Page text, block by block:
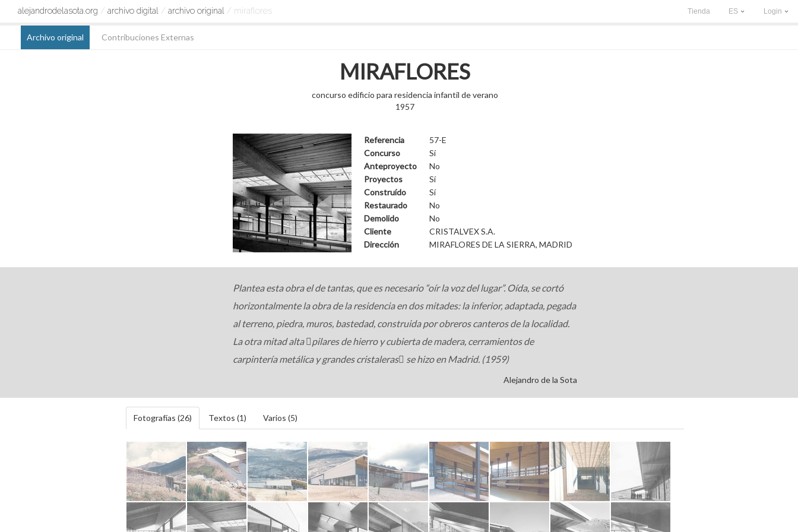
alejandrodelasota.org / archivo digital / archivo original / miraflores Tienda ES Login
Archivo original Contribuciones Externas
MIRAFLORES
concurso edificio para residencia infantil de verano
1957
Referencia
57-E
Concurso
Sí
Anteproyecto
No
Proyectos
Sí
Construído
Sí
Restaurado
No
Demolido
No
Cliente
CRISTALVEX S.A.
Dirección
MIRAFLORES DE LA SIERRA, MADRID
Plantea esta obra el de tantas, que es necesario “oír la voz del lugar”. Oída, se cortó
horizontalmente la obra de la residencia en dos mitades: la inferior, adaptada, pegada
al terreno, piedra, muros, bastedad, construida por obreros canteros de la localidad.
La otra mitad alta pilares de hierro y cubierta de madera, cerramientos de
carpintería metálica y grandes cristaleras se hizo en Madrid. (1959)
Alejandro de la Sota
Fotografías (26) Textos (1) Varios (5)